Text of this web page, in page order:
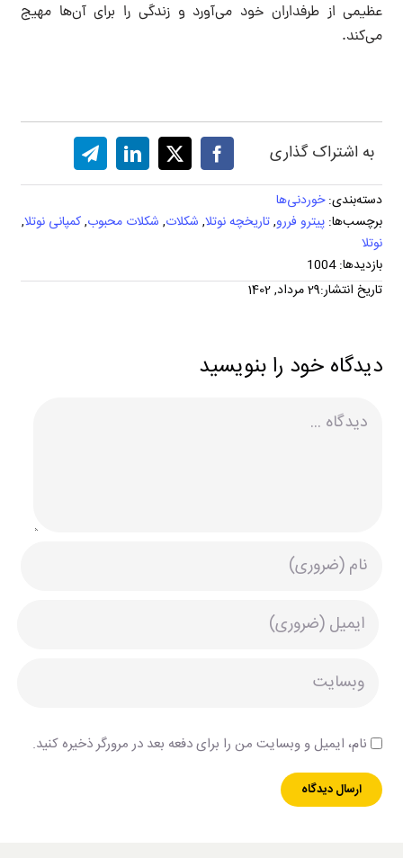
عظیمی از طرفداران خود می‌آورد و زندگی را برای آن‌ها مهیج
می‌کند.
به اشتراک گذاری
دسته‌بندی:خوردنی‌ها
برچسب‌ها: پیترو فررو,تاریخچه نوتلا, شکلات, شکلات محبوب,کمپانی نوتلا,
نوتلا
بازدیدها: 1004
تاریخ انتشار:29 مرداد, 1402
دیدگاه خود را بنویسید
نام، ایمیل و وبسایت من را برای دفعه بعد در مرورگر ذخیره کنید.